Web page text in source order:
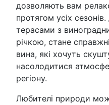
дозволяють вам
протягом усіх
терасами з
річкою, стане
вина, які хочуть
насолодитися
регіону.
Любителі природи